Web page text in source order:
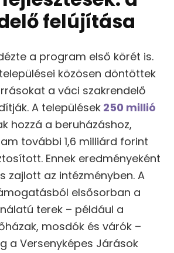
felújítása
a program első körét is.
közösen döntöttek
a váci szakrendelő
A települések 250 millió
hozzá a beruházáshoz,
további 1,6 milliárd forint
Ennek eredményeként
zajlott az intézményben. A
elsősorban a
terek – például a
mosdók és várók –
a Versenyképes Járások